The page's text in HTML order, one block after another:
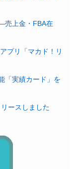
売上金・FBA在
プリ「マカド！リ
「実績カード」を
ースしました